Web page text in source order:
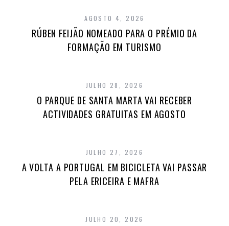
AGOSTO 4, 2026
RÚBEN FEIJÃO NOMEADO PARA O PRÉMIO DA
FORMAÇÃO EM TURISMO
JULHO 28, 2026
O PARQUE DE SANTA MARTA VAI RECEBER
ACTIVIDADES GRATUITAS EM AGOSTO
JULHO 27, 2026
A VOLTA A PORTUGAL EM BICICLETA VAI PASSAR
PELA ERICEIRA E MAFRA
JULHO 20, 2026